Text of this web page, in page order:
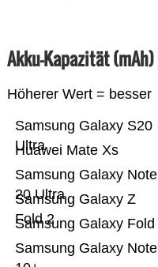
Akku-Kapazität (mAh)
Höherer Wert = besser
Samsung Galaxy Note
Samsung Galaxy Fold
Samsung Galaxy Z
Fold 2
Samsung Galaxy Note
20 Ultra
Huawei Mate Xs
Samsung Galaxy S20
Ultra